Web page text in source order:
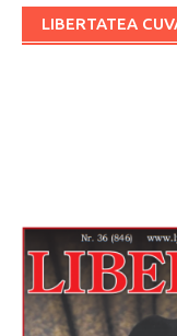
LIBERTATEA